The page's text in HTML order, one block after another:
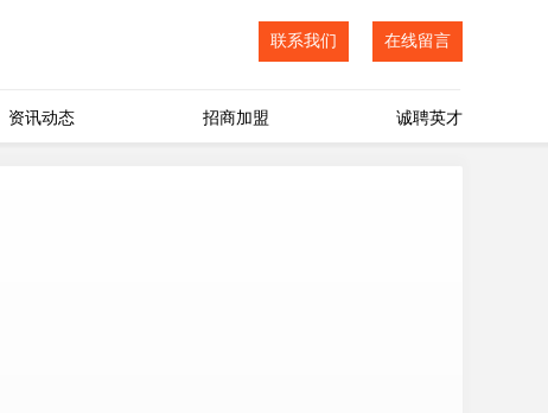
联系我们 在线留言
资讯动态 招商加盟 诚聘英才